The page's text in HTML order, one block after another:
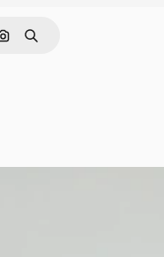
Pesquisar por imagem
Buscar